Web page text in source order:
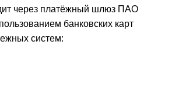
через платёжный шлюз ПАО
банковских карт
систем: